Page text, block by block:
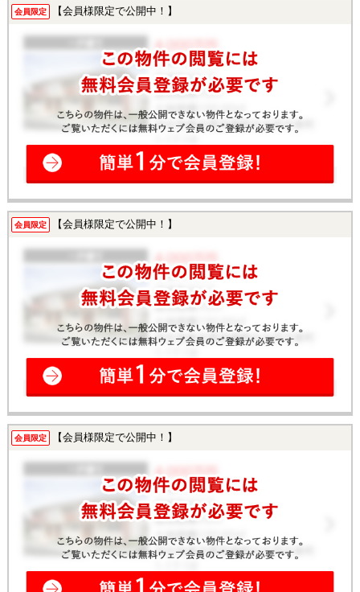
会員限定 【会員様限定で公開中！】
会員限定 【会員様限定で公開中！】
会員限定 【会員様限定で公開中！】